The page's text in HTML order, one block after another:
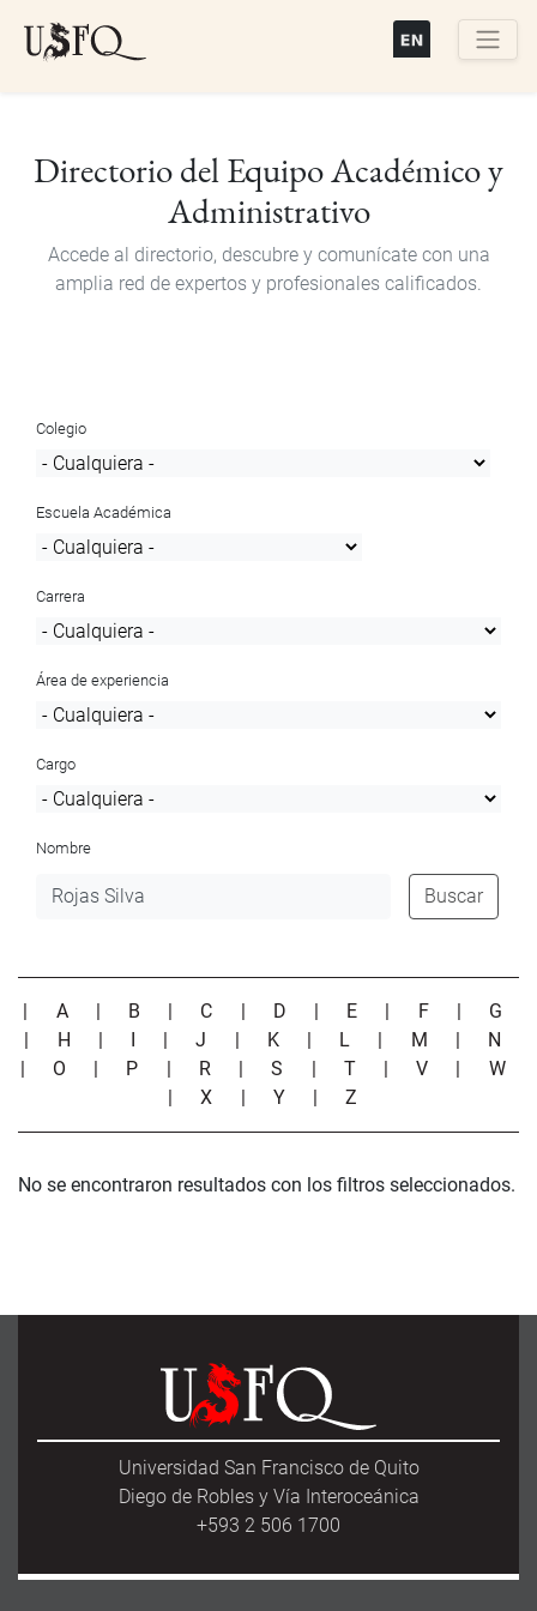
Directorio del Equipo Académico y
Administrativo
Accede al directorio, descubre y comunícate con una
amplia red de expertos y profesionales calificados.
Colegio
Escuela Académica
Carrera
Área de experiencia
Cargo
Nombre
Buscar
| A | B | C | D | E | F | G
| H | I |J | K | L | M | N
| O | P | R |S | T |V | W
|X | Y |Z
No se encontraron resultados con los filtros seleccionados.
Universidad San Francisco de Quito
Diego de Robles y Vía Interoceánica
+593 2 506 1700